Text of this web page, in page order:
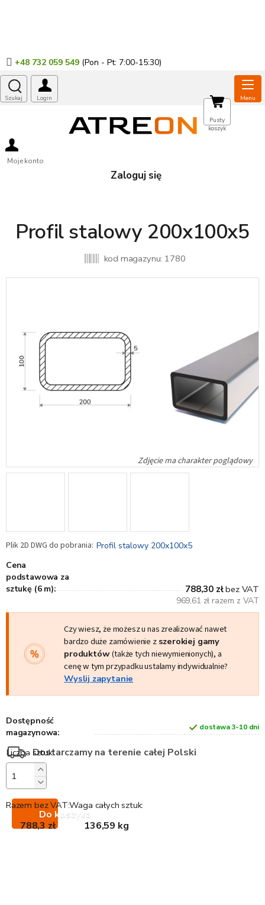
+48 732 059 549
Moje konto
Zaloguj się
KOSZYK
Pusty
koszyk
Profil stalowy 200x100x5
kod magazynu: 1780
Profil stalowy 200x100x5
Cena
podstawowa za
sztukę (6 m):
788,30 złbez VAT
969,61 zł razem z VAT
Czy wiesz, że możesz u nas zrealizować nawet
bardzo duże zamówienie z szerokiej gamy
produktów(także tych niewymienionych), a
cenę w tym przypadku ustalamy indywidualnie?
Wyslij zapytanie
Dostępność
magazynowa:
dostawa 3-10 dni
Dostarczamy na terenie całej Polski
Do koszyka
Waga całych sztuk:
136,59 kg
Razem bez VAT:
788,3 zł